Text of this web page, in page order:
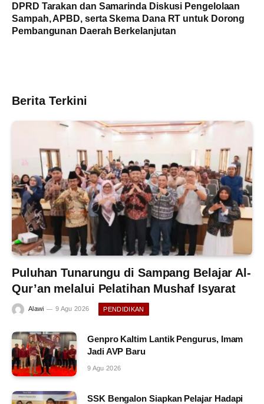
DPRD Tarakan dan Samarinda Diskusi Pengelolaan
Sampah, APBD, serta Skema Dana RT untuk Dorong
Pembangunan Daerah Berkelanjutan
Berita Terkini
Puluhan Tunarungu di Sampang Belajar Al-
Qur’an melalui Pelatihan Mushaf Isyarat
Alawi 9 Agu 2026 PENDIDIKAN
Genpro Kaltim Lantik Pengurus, Imam
Jadi AVP Baru
9 Agu 2026
SSK Bengalon Siapkan Pelajar Hadapi